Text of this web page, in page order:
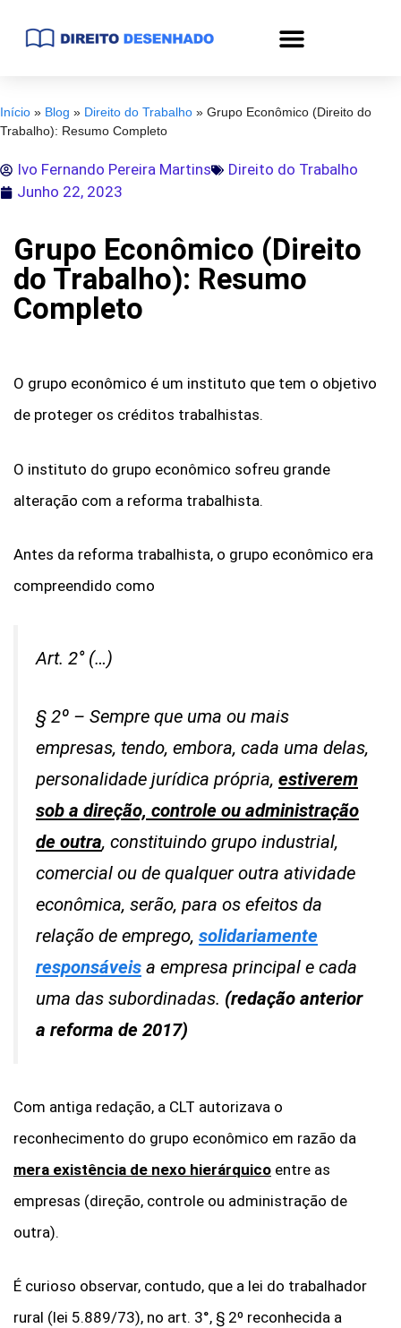
Início » Blog » Direito do Trabalho » Grupo Econômico (Direito do
Trabalho): Resumo Completo
Ivo Fernando Pereira Martins
Direito do Trabalho
Junho 22, 2023
Grupo Econômico (Direito
do Trabalho): Resumo
Completo
O grupo econômico é um instituto que tem o objetivo
de proteger os créditos trabalhistas.
O instituto do grupo econômico sofreu grande
alteração com a reforma trabalhista.
Antes da reforma trabalhista, o grupo econômico era
compreendido como
Art. 2° (…)
§ 2º – Sempre que uma ou mais
empresas, tendo, embora, cada uma delas,
personalidade jurídica própria, estiverem
sob a direção, controle ou administração
de outra, constituindo grupo industrial,
comercial ou de qualquer outra atividade
econômica, serão, para os efeitos da
relação de emprego, solidariamente
responsáveis a empresa principal e cada
uma das subordinadas. (redação anterior
a reforma de 2017)
Com antiga redação, a CLT autorizava o
reconhecimento do grupo econômico em razão da
mera existência de nexo hierárquico entre as
empresas (direção, controle ou administração de
outra).
É curioso observar, contudo, que a lei do trabalhador
rural (lei 5.889/73), no art. 3°, § 2º reconhecida a